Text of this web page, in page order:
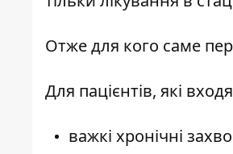
Отже для кого саме
Для пацієнтів, які
важкі хронічні